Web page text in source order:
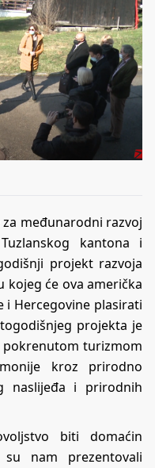
međunarodni razvoj
kantona i
projekt razvoja
će ova američka
i Hercegovine plasirati
projekta je
turizmom
kroz prirodno
naslijeđa i prirodnih
biti domaćin
su nam prezentovali